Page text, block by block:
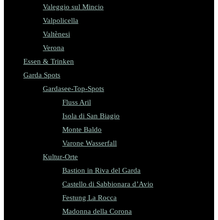
Valeggio sul Mincio
Valpolicella
Valtènesi
Verona
Essen & Trinken
Garda Spots
Gardasee-Top-Spots
Fluss Aril
Isola di San Biagio
Monte Baldo
Varone Wasserfall
Kultur-Orte
Bastion in Riva del Garda
Castello di Sabbionara d’Avio
Festung La Rocca
Madonna della Corona